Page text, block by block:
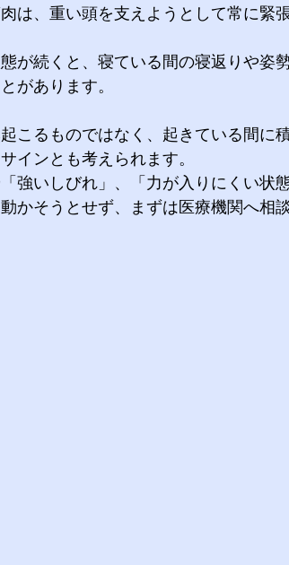
は、重い頭を支えようとして常に緊
が続くと、寝ている間の寝返りや姿
があります。
こるものではなく、 起きている間に
インとも考えられます。
強いしびれ」、「力が入りにくい状
かそうとせず、まずは医療機関へ相